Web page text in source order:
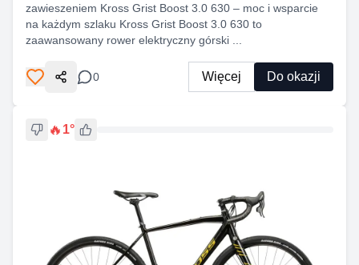
zawieszeniem Kross Grist Boost 3.0 630 – moc i wsparcie
na każdym szlaku Kross Grist Boost 3.0 630 to
zaawansowany rower elektryczny górski ...
Udostępnij
0 Więcej Do okazji
🔥 1°